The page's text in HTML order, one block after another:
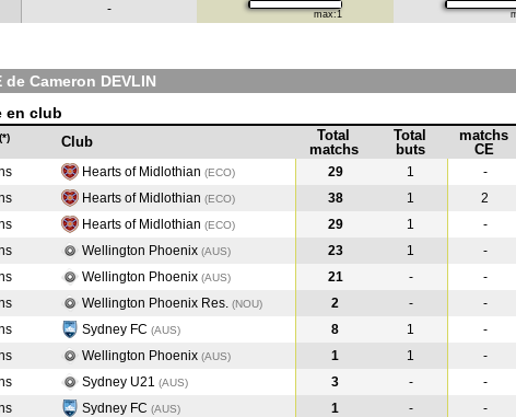
- max:1
de Cameron DEVLIN
en club
(*) Club
Total
matchs
Total
buts
matchs
CE
Hearts of Midlothian (ECO) 29 1 -
Hearts of Midlothian (ECO) 38 1 2
Hearts of Midlothian (ECO) 29 1 -
Wellington Phoenix (AUS) 23 1 -
Wellington Phoenix (AUS) 21 - -
Wellington Phoenix Res. (NOU) 2 - -
Sydney FC (AUS) 8 1 -
Wellington Phoenix (AUS) 1 1 -
Sydney U21 (AUS) 3 - -
Sydney FC (AUS) 1 - -